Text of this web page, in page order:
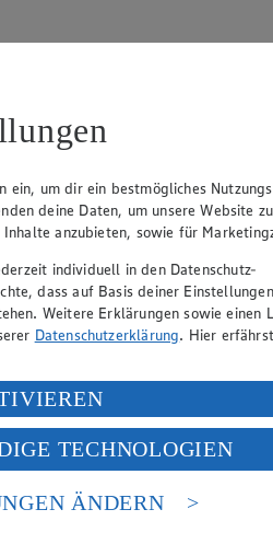
ein, um dir ein bestmögliches
deine Daten, um unsere Website zu
anzubieten, sowie für
individuell in den Datenschutz-
dass auf Basis deiner
Weitere Erklärungen sowie einen
Datenschutzerklärung. Hier
in den USA durch Facebook und
im Sinne des Art. 49 Abs. 1 Satz 1 lit.
werden. Der EuGH sieht die USA als
Datenschutzniveau an. Es
Behörden.
TECHNOLOGIEN
ÄNDERN